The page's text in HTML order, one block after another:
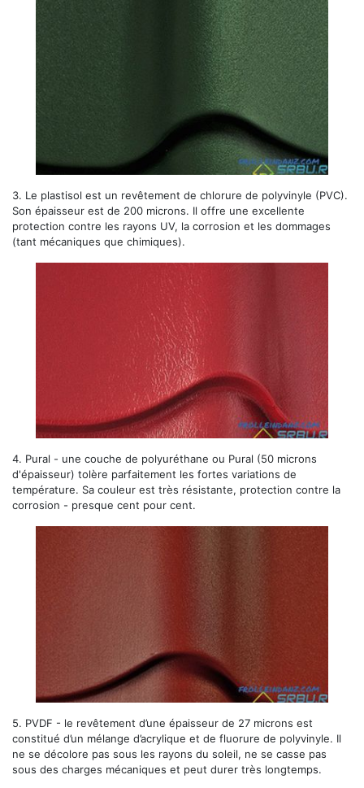
3. Le plastisol est un revêtement de chlorure de polyvinyle (PVC).
Son épaisseur est de 200 microns. Il offre une excellente
protection contre les rayons UV, la corrosion et les dommages
(tant mécaniques que chimiques).
4. Pural - une couche de polyuréthane ou Pural (50 microns
d'épaisseur) tolère parfaitement les fortes variations de
température. Sa couleur est très résistante, protection contre la
corrosion - presque cent pour cent.
5. PVDF - le revêtement d’une épaisseur de 27 microns est
constitué d’un mélange d’acrylique et de fluorure de polyvinyle. Il
ne se décolore pas sous les rayons du soleil, ne se casse pas
sous des charges mécaniques et peut durer très longtemps.